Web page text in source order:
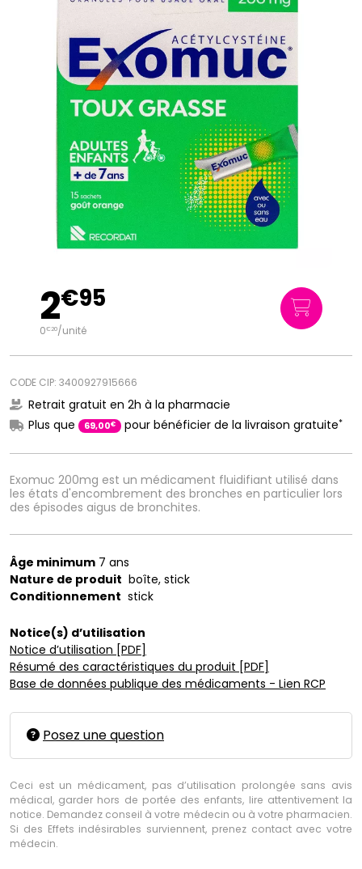
Exomuc 200mg est un médicament fluidifiant utilisé dans
les états d'encombrement des bronches en particulier lors
des épisodes aigus de bronchites.
2€95
0€20/unité
CODE CIP: 3400927915666
Retrait gratuit en 2h à la pharmacie
Plus que
69,00€ pour bénéficier de la livraison gratuite*
Âge minimum 7 ans
Nature de produit boîte, stick
Conditionnement stick
Notice(s) d’utilisation
Notice d’utilisation [PDF]
Résumé des caractéristiques du produit [PDF]
Base de données publique des médicaments - Lien RCP
Posez une question
Ceci est un médicament, pas d’utilisation prolongée sans avis
médical, garder hors de portée des enfants, lire attentivement la
notice. Demandez conseil à votre médecin ou à votre pharmacien.
Si des Effets indésirables surviennent, prenez contact avec votre
médecin.